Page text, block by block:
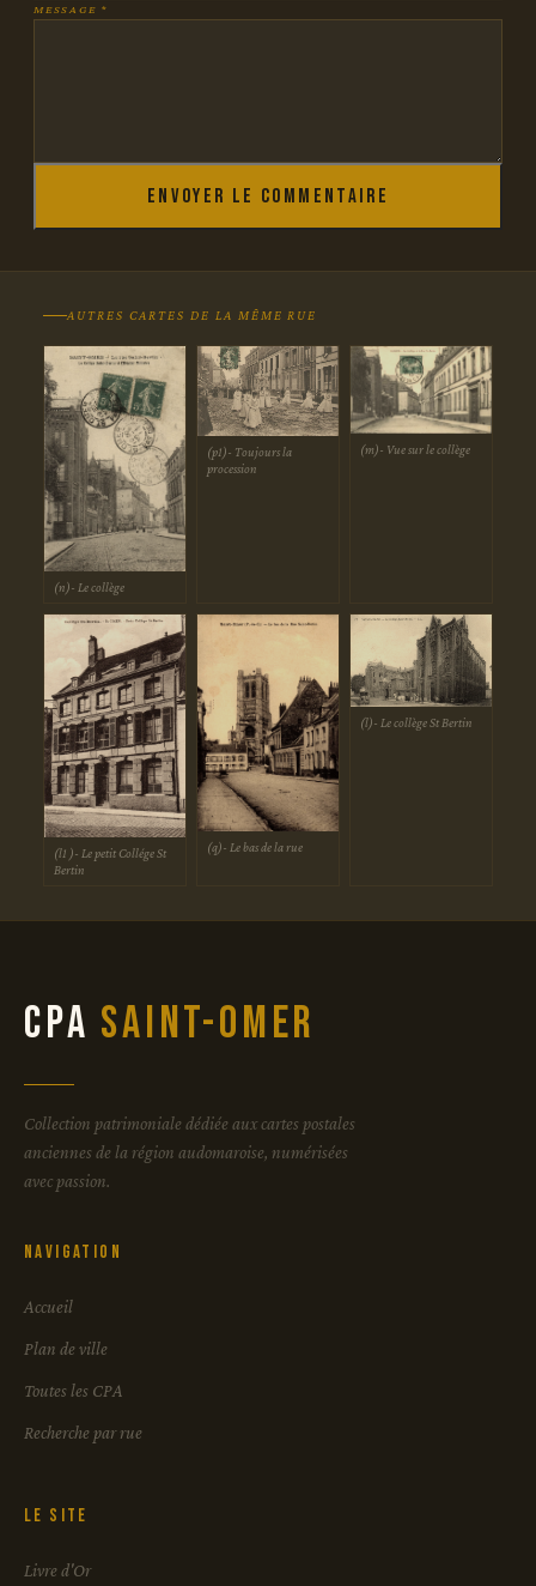
MESSAGE *
Envoyer le commentaire
AUTRES CARTES DE LA MÊME RUE
(n)- Le collège
(p1)- Toujours la
procession
(m)- Vue sur le collège
(l1 )- Le petit Collége St
Bertin
(q)- Le bas de la rue
(l)- Le collège St Bertin
CPA Saint-Omer
Collection patrimoniale dédiée aux cartes postales
anciennes de la région audomaroise, numérisées
avec passion.
Navigation
Accueil
Plan de ville
Toutes les CPA
Recherche par rue
Le site
Livre d'Or